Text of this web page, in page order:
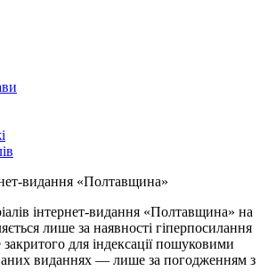
видання «Полтавщина»
інтернет-видання «Полтавщина» на
лише за наявності гіперпосилання
закритого для індексації пошуковими
виданнях — лише за погодженням з